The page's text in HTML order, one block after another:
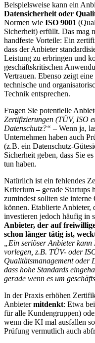
Beispielsweise kann ein
Datensicherheit oder
Normen wie ISO 9001
Sicherheit) erfüllt. Das mag
handfeste Vorteile: Ein
dass der Anbieter
Leistung zu erbringen und
geschäftskritischen
Vertrauen. Ebenso zeigt
technische und
Technik entsprechen.
Fragen Sie potentielle
Zertifizierungen (TÜV, ISO
Datenschutz?“ – Wenn ja,
Unternehmen haben auch
(z.B. ein Datenschutz-
Sicherheit geben, dass Sie
tun haben.
Natürlich ist ein fehlendes
Kriterium – gerade Startups
zumindest sollten sie
können. Etablierte Anbieter,
investieren jedoch häufig in
Anbieter, der auf
schon länger tätig ist,
„Ein seriöser Anbieter
vorlegen, z.B. TÜV- oder
Qualitätsmanagement oder
dass hohe Standards
gerade wenn es um
In der Praxis erhöhen
Anbietermitdenkt: Etwa
für alle Kundengruppen)
wenn die KI mal ausfallen
Prüfung vermutlich auch